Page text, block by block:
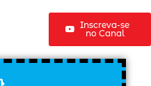
Inscreva-se
no Canal